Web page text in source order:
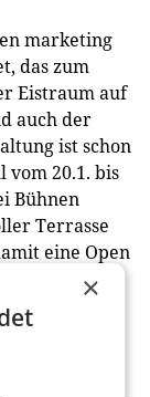
marketing
das zum
Eistraum auf
auch der
ist schon
vom 20.1. bis
Bühnen
Terrasse
eine Open
mit
und ×